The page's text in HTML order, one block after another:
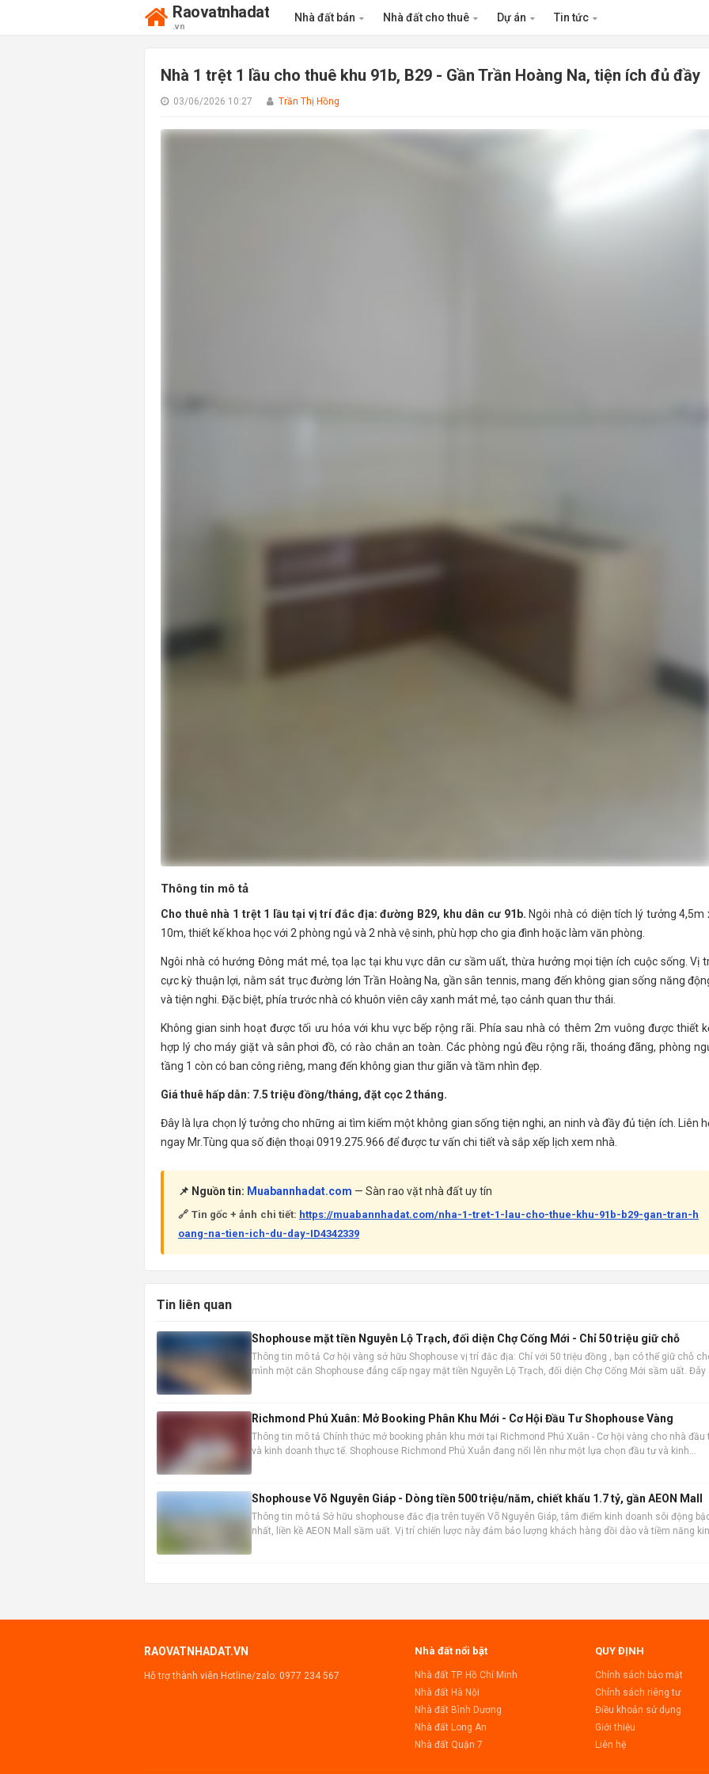
Raovatnhadat
.vn
Nhà đất bán Nhà đất cho thuê Dự án Tin tức
Nhà 1 trệt 1 lầu cho thuê khu 91b, B29 - Gần Trần Hoàng Na, tiện ích đủ đầy
03/06/2026 10:27 Trần Thị Hồng
Thông tin mô tả
Cho thuê nhà 1 trệt 1 lầu tại vị trí đắc địa: đường B29, khu dân cư 91b. Ngôi nhà có diện tích lý tưởng 4,5m
10m, thiết kế khoa học với 2 phòng ngủ và 2 nhà vệ sinh, phù hợp cho gia đình hoặc làm văn phòng.
Ngôi nhà có hướng Đông mát mẻ, tọa lạc tại khu vực dân cư sầm uất, thừa hưởng mọi tiện ích cuộc sống. Vị
cực kỳ thuận lợi, nằm sát trục đường lớn Trần Hoàng Na, gần sân tennis, mang đến không gian sống năng
và tiện nghi. Đặc biệt, phía trước nhà có khuôn viên cây xanh mát mẻ, tạo cảnh quan thư thái.
Không gian sinh hoạt được tối ưu hóa với khu vực bếp rộng rãi. Phía sau nhà có thêm 2m vuông được thiết
hợp lý cho máy giặt và sân phơi đồ, có rào chắn an toàn. Các phòng ngủ đều rộng rãi, thoáng đãng, phòng
tầng 1 còn có ban công riêng, mang đến không gian thư giãn và tầm nhìn đẹp.
Giá thuê hấp dẫn: 7.5 triệu đồng/tháng, đặt cọc 2 tháng.
Đây là lựa chọn lý tưởng cho những ai tìm kiếm một không gian sống tiện nghi, an ninh và đầy đủ tiện ích. Liên
ngay Mr.Tùng qua số điện thoại 0919.275.966 để được tư vấn chi tiết và sắp xếp lịch xem nhà.
📌 Nguồn tin: Muabannhadat.com — Sàn rao vặt nhà đất uy tín
🔗 Tin gốc + ảnh chi tiết: https://muabannhadat.com/nha-1-tret-1-lau-cho-thue-khu-91b-b29-gan-tran-h
oang-na-tien-ich-du-day-ID4342339
Tin liên quan
Shophouse mặt tiền Nguyễn Lộ Trạch, đối diện Chợ Cống Mới - Chỉ 50 triệu giữ chỗ
Thông tin mô tả Cơ hội vàng sở hữu Shophouse vị trí đắc địa: Chỉ với 50 triệu đồng , bạn có thể giữ chỗ
mình một căn Shophouse đẳng cấp ngay mặt tiền Nguyễn Lộ Trạch, đối diện Chợ Cống Mới sầm uất. Đây
Richmond Phú Xuân: Mở Booking Phân Khu Mới - Cơ Hội Đầu Tư Shophouse Vàng
Thông tin mô tả Chính thức mở booking phân khu mới tại Richmond Phú Xuân - Cơ hội vàng cho nhà đầu
và kinh doanh thực tế. Shophouse Richmond Phú Xuân đang nổi lên như một lựa chọn đầu tư và kinh
Shophouse Võ Nguyên Giáp - Dòng tiền 500 triệu/năm, chiết khấu 1.7 tỷ, gần AEON Mall
Thông tin mô tả Sở hữu shophouse đắc địa trên tuyến Võ Nguyên Giáp, tâm điểm kinh doanh sôi động
nhất, liền kề AEON Mall sầm uất. Vị trí chiến lược này đảm bảo lượng khách hàng dồi dào và tiềm năng kinh
RAOVATNHADAT.VN
Hỗ trợ thành viên Hotline/zalo: 0977 234 567
Nhà đất nổi bật
Nhà đất TP. Hồ Chí Minh
Nhà đất Hà Nội
Nhà đất Bình Dương
Nhà đất Long An
Nhà đất Quận 7
QUY ĐỊNH
Chính sách bảo mật
Chính sách riêng tư
Điều khoản sử dụng
Giới thiệu
Liên hệ